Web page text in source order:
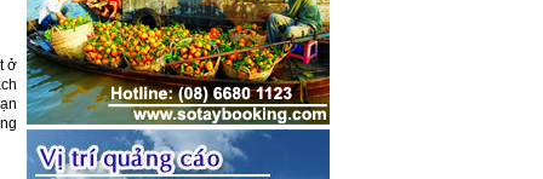
ở